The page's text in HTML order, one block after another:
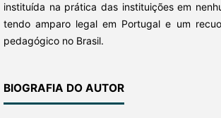
instituída na prática das instituições em
tendo amparo legal em Portugal e um
pedagógico no Brasil.
BIOGRAFIA DO AUTOR